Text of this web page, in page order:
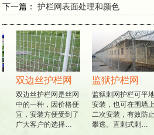
下一篇：护栏网表面处理和颜色
双边丝护栏网
双边丝护栏网是丝网
中的一种，因价格便
宜，安装方便受到了
广大客户的选择…
监狱护栏网
监狱刺网护栏可平地
安装，也可在围墙上
二次安装，有效防止
攀逃。直刺式刺…